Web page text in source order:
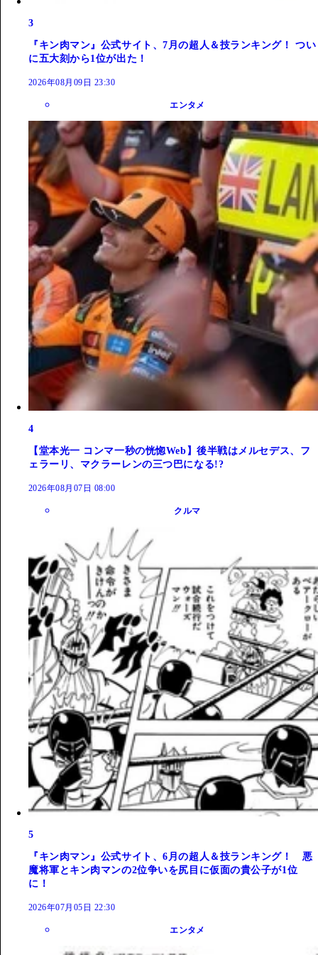
3
『キン肉マン』公式サイト、7月の超人＆技ランキング！ つい
に五大刻から1位が出た！
2026年08月09日 23:30
エンタメ
4
【堂本光一 コンマ一秒の恍惚Web】後半戦はメルセデス、フ
ェラーリ、マクラーレンの三つ巴になる!?
2026年08月07日 08:00
クルマ
5
『キン肉マン』公式サイト、6月の超人＆技ランキング！ 悪
魔将軍とキン肉マンの2位争いを尻目に仮面の貴公子が1位
に！
2026年07月05日 22:30
エンタメ